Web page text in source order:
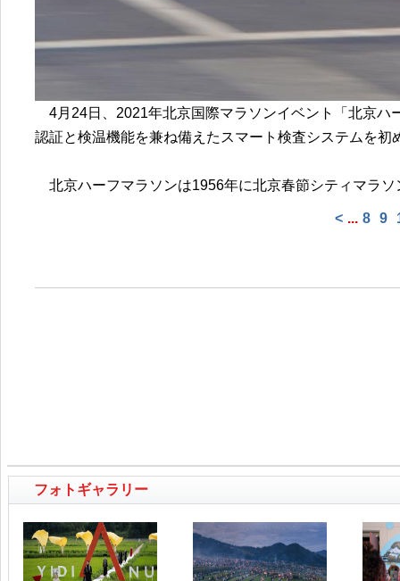
4月24日、2021年北京国際マラソンイベント「北京ハ
認証と検温機能を兼ね備えたスマート検査システムを初
北京ハーフマラソンは1956年に北京春節シティマラ
< ... 8 9